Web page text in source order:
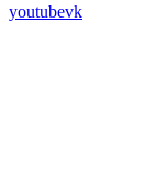
youtubevk